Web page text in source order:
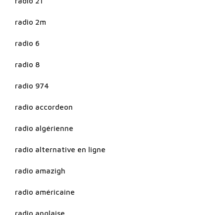
radio 2m
radio 6
radio 8
radio 974
radio accordeon
radio algérienne
radio alternative en ligne
radio amazigh
radio américaine
radio anglaise